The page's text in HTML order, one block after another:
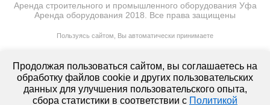
Аренда строительного и промышленного оборудования Уфа
Аренда оборудования 2018. Все права защищены
Пользуясь сайтом, Вы автоматически принимаете
lt-rent.ru
Аренда оборудования
Продолжая пользоваться сайтом, вы соглашаетесь на
обработку файлов cookie и других пользовательских
данных для улучшения пользовательского опыта,
сбора статистики в соответствии с Политикой